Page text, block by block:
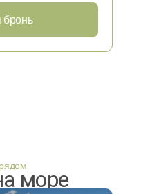
бронь
море